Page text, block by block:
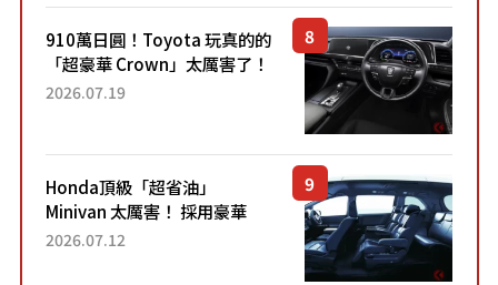
了！...
910萬日圓！Toyota 玩真的的
「超豪華 Crown」太厲害了！
採用由「匠人技藝」打造的
2026.07.19
Honda頂級「超省油」
Minivan 太厲害！ 採用豪華
「真皮座椅」與專屬「黑色內
2026.07.12